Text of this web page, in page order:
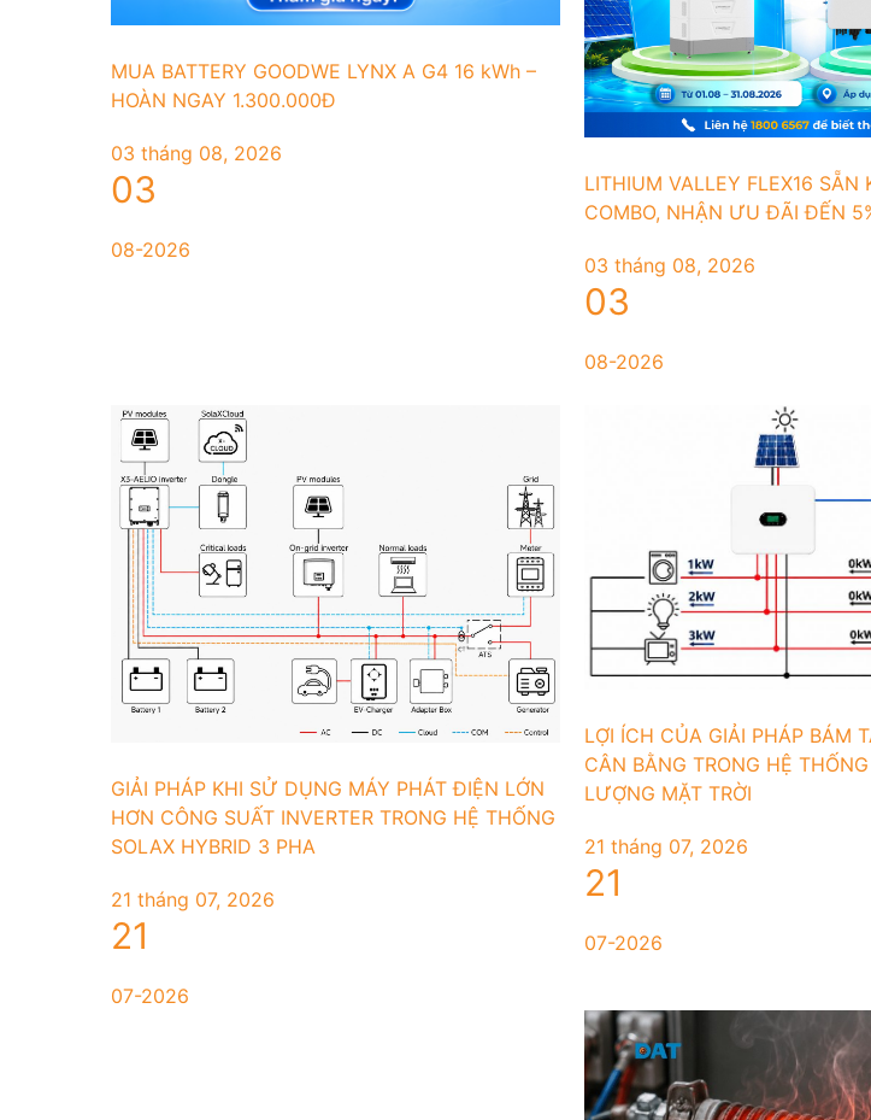
MUA BATTERY GOODWE LYNX A G4 16 kWh –
HOÀN NGAY 1.300.000Đ
03 tháng 08, 2026
03
08-2026
LITHIUM VALLEY FLEX16 SẴN
COMBO, NHẬN ƯU ĐÃI ĐẾN
03 tháng 08, 2026
03
08-2026
GIẢI PHÁP KHI SỬ DỤNG MÁY PHÁT ĐIỆN LỚN
HƠN CÔNG SUẤT INVERTER TRONG HỆ THỐNG
SOLAX HYBRID 3 PHA
21 tháng 07, 2026
21
07-2026
LỢI ÍCH CỦA GIẢI PHÁP BÁM
CÂN BẰNG TRONG HỆ
LƯỢNG MẶT TRỜI
21 tháng 07, 2026
21
07-2026